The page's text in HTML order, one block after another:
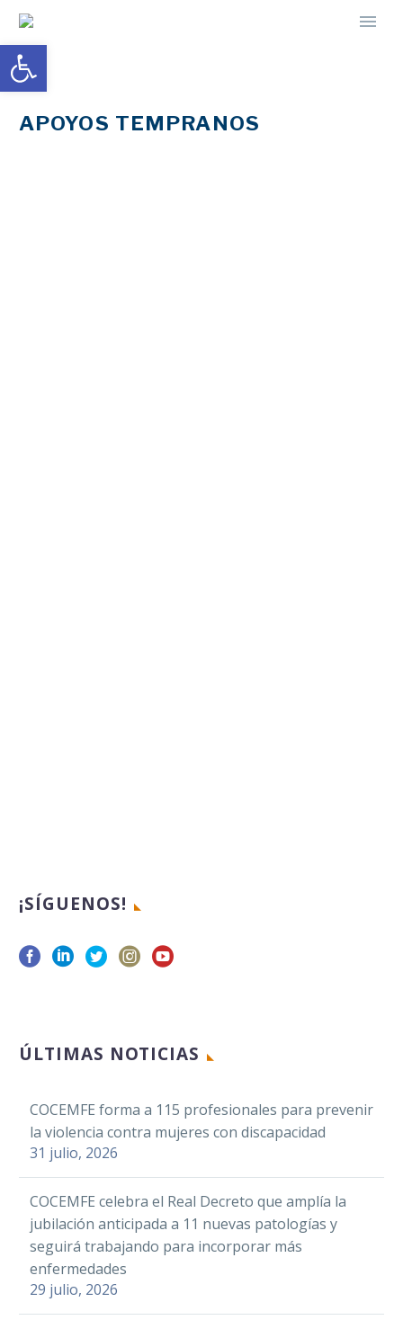
APOYOS TEMPRANOS
¡SÍGUENOS!
ÚLTIMAS NOTICIAS
COCEMFE forma a 115 profesionales para prevenir
la violencia contra mujeres con discapacidad
31 julio, 2026
COCEMFE celebra el Real Decreto que amplía la
jubilación anticipada a 11 nuevas patologías y
seguirá trabajando para incorporar más
enfermedades
29 julio, 2026
Abrir barra de herramientas